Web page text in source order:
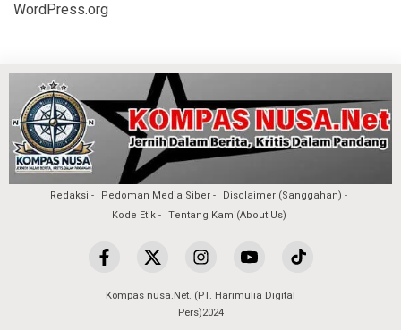
WordPress.org
Redaksi Pedoman Media Siber
Disclaimer (Sanggahan)
Kode Etik
Tentang Kami(About Us)
Kompas nusa.Net. (PT. Harimulia Digital
Pers)2024